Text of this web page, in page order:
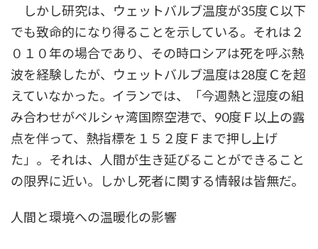
しかし研究は、ウェットバルブ温度が35度Ｃ以下
でも致命的になり得ることを示している。それは２
０１０年の場合であり、その時ロシアは死を呼ぶ熱
波を経験したが、ウェットバルブ温度は28度Ｃを超
えていなかった。イランでは、「今週熱と湿度の組
み合わせがペルシャ湾国際空港で、90度Ｆ以上の露
点を伴って、熱指標を１５２度Ｆまで押し上げ
た」。それは、人間が生き延びることができること
の限界に近い。しかし死者に関する情報は皆無だ。
人間と環境への温暖化の影響